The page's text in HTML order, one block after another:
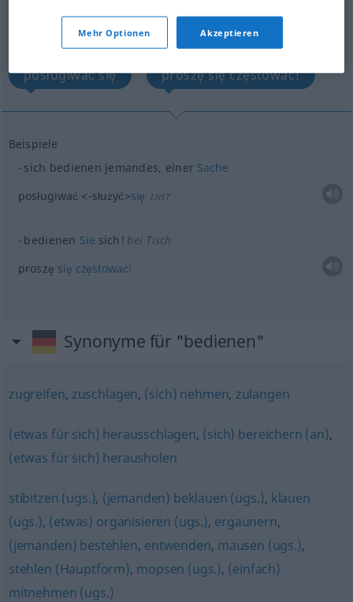
Übersicht aller Übersetzungen
(Für mehr Details die Übersetzung anklicken/antippen)
posługiwać się proszę się częstować!
Beispiele
sich bedienen jemandes, einer Sache
posługiwać <-służyć>się INST
bedienen Sie sich! bei Tisch
proszę się częstować!
Synonyme für "bedienen"
zugreifen, zuschlagen, (sich) nehmen, zulangen
(etwas für sich) herausschlagen, (sich) bereichern (an),
(etwas für sich) herausholen
stibitzen (ugs.), (jemanden) beklauen (ugs.), klauen
(ugs.), (etwas) organisieren (ugs.), ergaunern,
(jemanden) bestehlen, entwenden, mausen (ugs.),
stehlen (Hauptform), mopsen (ugs.), (einfach)
mitnehmen (ugs.)
Mehr Optionen Akzeptieren